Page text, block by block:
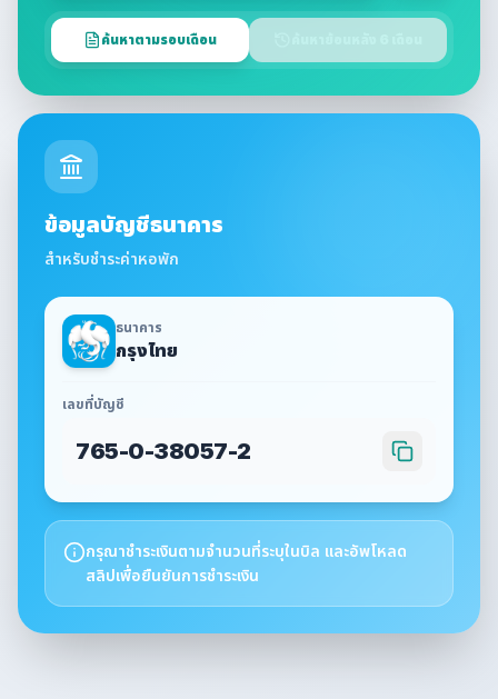
ค้นหาตามรอบเดือน
ข้อมูลบัญชีธนาคาร
สำหรับชำระค่าหอพัก
ธนาคาร
กรุงไทย
เลขที่บัญชี
765-0-38057-2
กรุณาชำระเงินตามจำนวนที่ระบุในบิล และอัพโหลด
สลิปเพื่อยืนยันการชำระเงิน